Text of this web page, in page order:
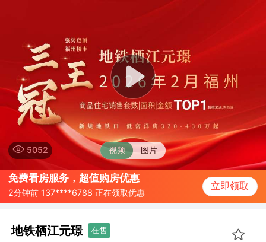
5052 视频 图片
免费看房服务，超值购房优惠
2分钟前 137****6788 正在领取优惠
10分钟前 157****6718 正在领取优惠
20分钟前 187****6754 正在领取优惠
立即领取
地铁栖江元璟 在售